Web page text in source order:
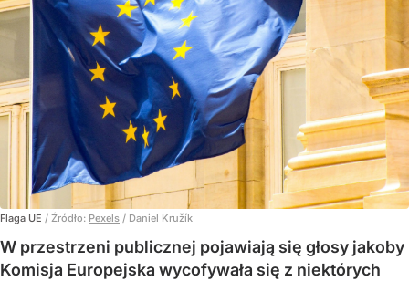
Flaga UE / Źródło: Pexels / Daniel Kružík
W przestrzeni publicznej pojawiają się głosy jakoby
Komisja Europejska wycofywała się z niektórych